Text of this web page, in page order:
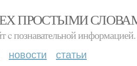
ПРОСТЫМИ
c познавательной информацией.
новости статьи